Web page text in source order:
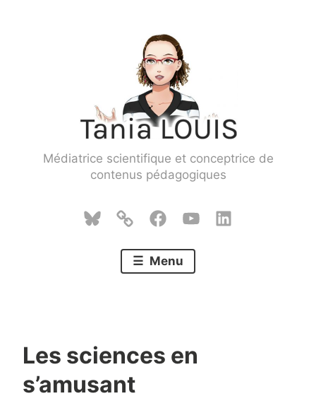
Médiatrice scientifique et conceptrice de
contenus pédagogiques
BlueskyMastodon
Facebook
YouTubeLinkedIn
Menu
Les sciences en
s’amusant